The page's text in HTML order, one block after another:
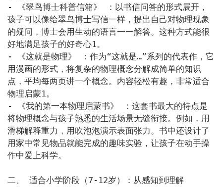
- 《翠鸟博士科普信箱》 ：以书信问答的形式展开，
孩子可以像给翠鸟博士写信一样，提出自己对物理现象
的疑问，博士会用生动的语言一一解答。这种方式能很
好地满足孩子的好奇心1。
- 《这就是物理》 ：作为“这就是…”系列的代表作，它
用漫画的形式，将复杂的物理概念分解成简单的知识
点，平均每两页讲一个概念。内容轻松有趣，非常适合
物理启蒙1。
- 《我的第一本物理启蒙书》 ：这套书最大的特点是
将物理概念与孩子熟悉的生活场景无缝衔接。例如，用
滑梯解释重力，用吹泡泡演示表面张力。书中还设计了
用家中常见物品就能完成的趣味实验，让孩子在动手操
作中爱上科学。
二、 适合小学阶段（7-12岁）：从感知到理解